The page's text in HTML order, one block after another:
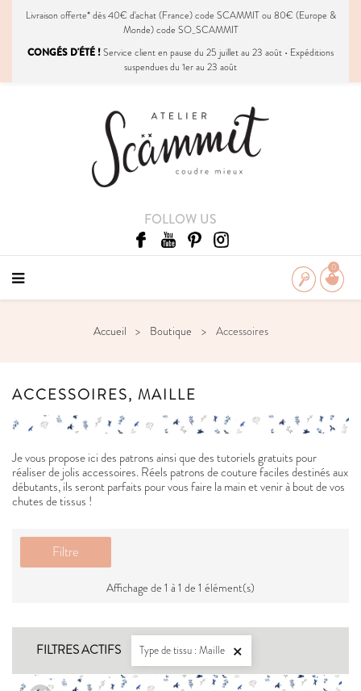
Livraison offerte* dès 40€ d'achat (France) code SCAMMIT ou 80€ (Europe &
Monde) code SO_SCAMMIT
CONGÉS D'ÉTÉ !Service client en pause du 25 juillet au 23 août • Expéditions
suspendues du 1er au 23 août
FOLLOW US
0
Accueil Boutique Accessoires
ACCESSOIRES, MAILLE
Je vous propose ici des patrons ainsi que des tutoriels gratuits pour
réaliser de jolis accessoires. Réels patrons de couture faciles destinés aux
débutants, ils seront parfaits pour vous faire la main et venir à bout de vos
chutes de tissus !
Filtre
Affichage de 1 à 1 de 1 élément(s)
FILTRES ACTIFS Type de tissu : Maille 